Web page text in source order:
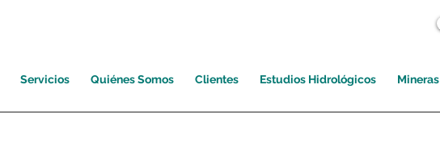
Servicios Quiénes Somos Clientes Estudios Hidrológicos Mineras